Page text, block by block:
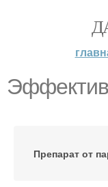
Препарат от